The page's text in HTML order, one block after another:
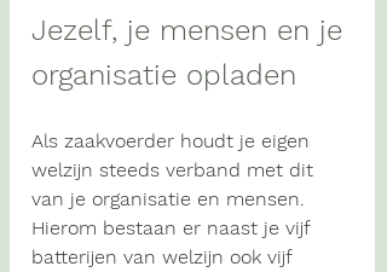
Jezelf, je mensen en je
organisatie opladen
Als zaakvoerder houdt je eigen
welzijn steeds verband met dit
van je organisatie en mensen.
Hierom bestaan er naast je vijf
batterijen van welzijn ook vijf